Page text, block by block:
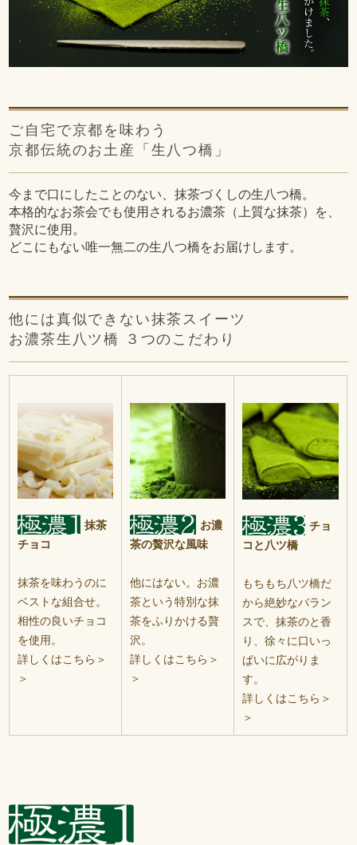
ご自宅で京都を味わう
京都伝統のお土産「生八つ橋」
今まで口にしたことのない、抹茶づくしの生八つ橋。
本格的なお茶会でも使用されるお濃茶（上質な抹茶）を、
贅沢に使用。
どこにもない唯一無二の生八つ橋をお届けします。
他には真似できない抹茶スイーツ
お濃茶生八ツ橋 ３つのこだわり
抹茶
チョコ
抹茶を味わうのに
ベストな組合せ。
相性の良いチョコ
を使用。
詳しくはこちら＞
＞
お濃
茶の贅沢な風味
他にはない。お濃
茶という特別な抹
茶をふりかける贅
沢。
詳しくはこちら＞
＞
チョ
コと八ツ橋
もちもち八ツ橋だ
から絶妙なバラン
スで、抹茶のと香
り、徐々に口いっ
ぱいに広がりま
す。
詳しくはこちら＞
＞